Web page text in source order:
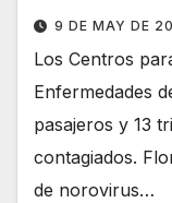
9 DE MAY DE
Los Centros
Enfermedades
pasajeros y 13
contagiados.
de norovirus…